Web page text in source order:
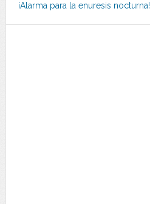
¡Alarma para la enuresis nocturna!